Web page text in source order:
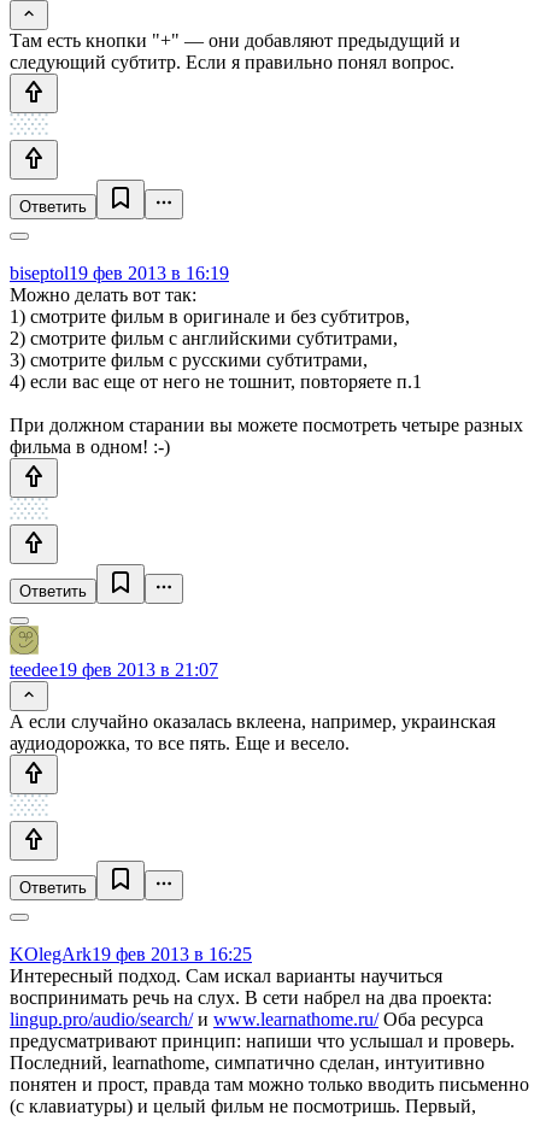
Там есть кнопки "+" — они добавляют предыдущий и
следующий субтитр. Если я правильно понял вопрос.
Ответить
biseptol19 фев 2013 в 16:19
Можно делать вот так:
1) смотрите фильм в оригинале и без субтитров,
2) смотрите фильм с английскими субтитрами,
3) смотрите фильм с русскими субтитрами,
4) если вас еще от него не тошнит, повторяете п.1
При должном старании вы можете посмотреть четыре разных
фильма в одном! :-)
Ответить
teedee19 фев 2013 в 21:07
А если случайно оказалась вклеена, например, украинская
аудиодорожка, то все пять. Еще и весело.
Ответить
KOlegArk19 фев 2013 в 16:25
Интересный подход. Сам искал варианты научиться
воспринимать речь на слух. В сети набрел на два проекта:
lingup.pro/audio/search/и www.learnathome.ru/Оба ресурса
предусматривают принцип: напиши что услышал и проверь.
Последний, learnathome, симпатично сделан, интуитивно
понятен и прост, правда там можно только вводить письменно
(с клавиатуры) и целый фильм не посмотришь. Первый,